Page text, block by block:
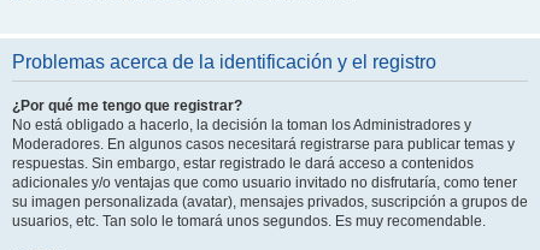
Problemas acerca de la identificación y el registro
¿Por qué me tengo que registrar?
No está obligado a hacerlo, la decisión la toman los Administradores y
Moderadores. En algunos casos necesitará registrarse para publicar temas y
respuestas. Sin embargo, estar registrado le dará acceso a contenidos
adicionales y/o ventajas que como usuario invitado no disfrutaría, como tener
su imagen personalizada (avatar), mensajes privados, suscripción a grupos de
usuarios, etc. Tan solo le tomará unos segundos. Es muy recomendable.